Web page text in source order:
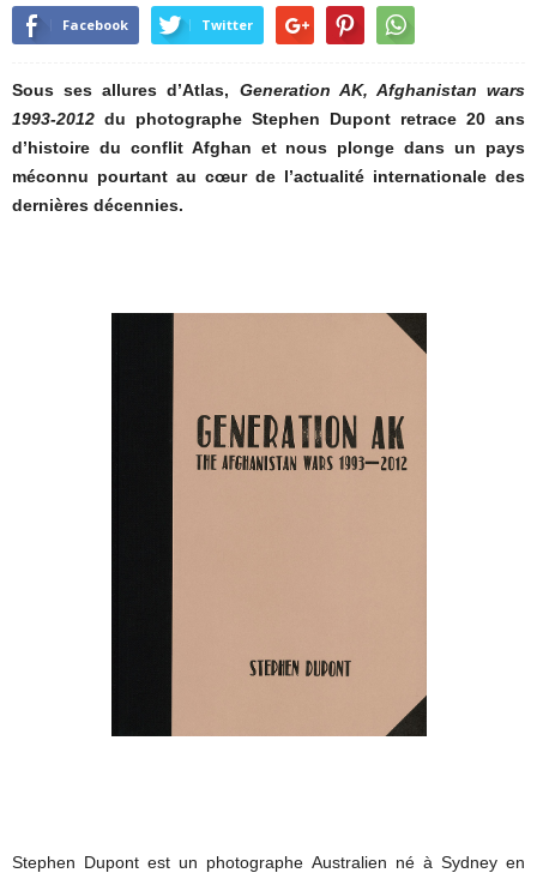
By Camille Périssé Nov 25, 2015 1874
0
Facebook
Twitter
Sous ses allures d’Atlas, Generation AK, Afghanistan wars
1993-2012 du photographe Stephen Dupont retrace 20 ans
d’histoire du conflit Afghan et nous plonge dans un pays
méconnu pourtant au cœur de l’actualité internationale des
dernières décennies.
Stephen Dupont est un photographe Australien né à Sydney en